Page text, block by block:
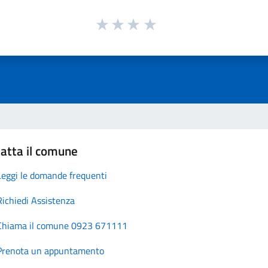
il comune
le domande frequenti
Assistenza
il comune 0923 671111
un appuntamento